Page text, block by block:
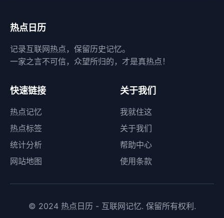
热点日历
记录互联网热点，保留历史记忆。
一家之言不可信，众望所归的，才是真热点！
快速链接
热点记忆
热点标签
统计分析
网站地图
关于我们
我就住这
关于我们
帮助中心
使用条款
© 2024 热点日历 - 互联网记忆. 保留所有权利.